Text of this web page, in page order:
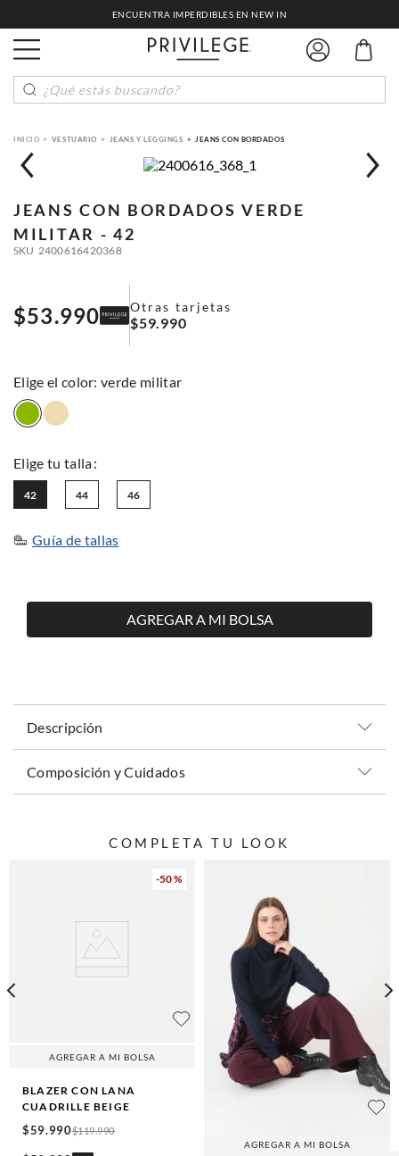
ENCUENTRA IMPERDIBLES EN NEW IN
¿Qué estás buscando?
VESTUARIO JEANS Y LEGGINGS JEANS CON BORDADOS
JEANS CON BORDADOS VERDE
MILITAR - 42
SKU 2400616420368
$53.990 Otras tarjetas
$59.990
: verde militar
42 44 46
Guía de tallas
AGREGAR A MI BOLSA
Descripción
Composición y Cuidados
COMPLETA TU LOOK
-50 %
AGREGAR A MI BOLSA
BLAZER CON LANA
CUADRILLE BEIGE
$59.990$119.990
AGREGAR A MI BOLSA